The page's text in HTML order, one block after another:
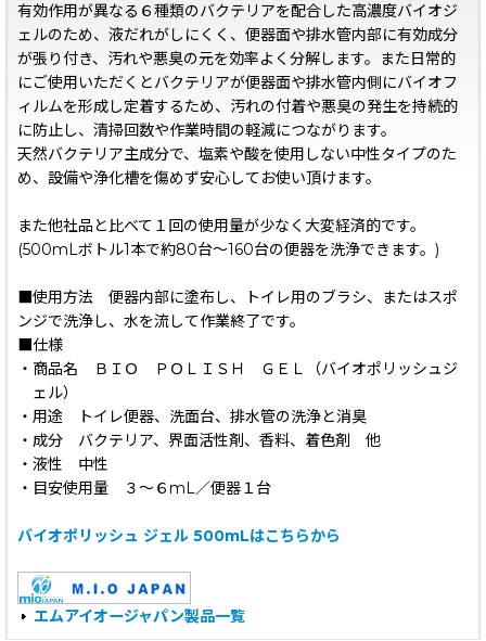
有効作用が異なる６種類のバクテリアを配合した高濃度バイオジ
ェルのため、液だれがしにくく、便器面や排水管内部に有効成分
が張り付き、汚れや悪臭の元を効率よく分解します。また日常的
にご使用いただくとバクテリアが便器面や排水管内側にバイオフ
ィルムを形成し定着するため、汚れの付着や悪臭の発生を持続的
に防止し、清掃回数や作業時間の軽減につながります。
天然バクテリア主成分で、塩素や酸を使用しない中性タイプのた
め、設備や浄化槽を傷めず安心してお使い頂けます。
また他社品と比べて１回の使用量が少なく大変経済的です。
(500mLボトル1本で約80台〜160台の便器を洗浄できます。)
■使用方法 便器内部に塗布し、トイレ用のブラシ、またはスポ
ンジで洗浄し、水を流して作業終了です。
■仕様
・商品名 ＢＩＯ ＰＯＬＩＳＨ ＧＥＬ（バイオポリッシュジ
ェル）
・用途 トイレ便器、洗面台、排水管の洗浄と消臭
・成分 バクテリア、界面活性剤、香料、着色剤 他
・液性 中性
・目安使用量 ３〜６mL／便器１台
バイオポリッシュ ジェル 500mLはこちらから
エムアイオージャパン製品一覧